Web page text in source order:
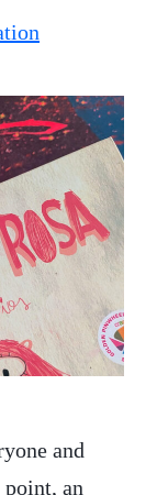
and
an